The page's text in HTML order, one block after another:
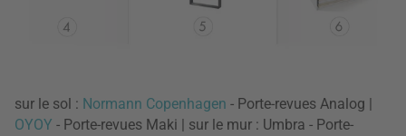
sur le sol : Normann Copenhagen - Porte-revues Analog |
OYOY - Porte-revues Maki | sur le mur : Umbra - Porte-